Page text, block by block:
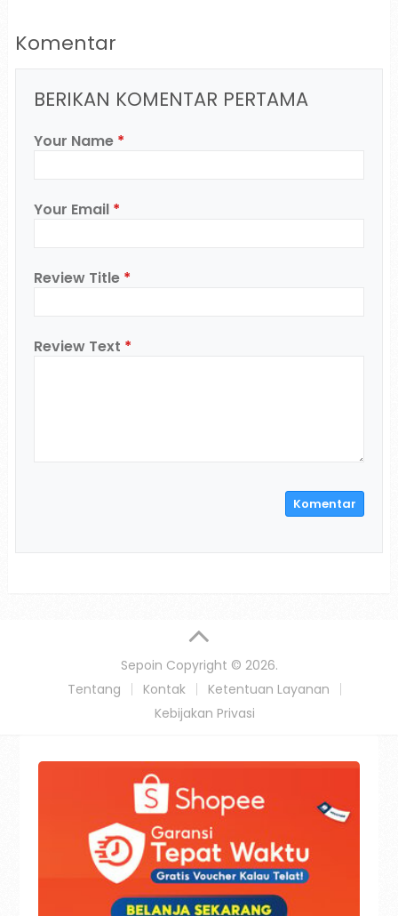
Komentar
BERIKAN KOMENTAR PERTAMA
Your Name *
Your Email *
Review Title *
Review Text *
Sepoin Copyright © 2026.
Tentang
Kontak
Ketentuan Layanan
Kebijakan Privasi